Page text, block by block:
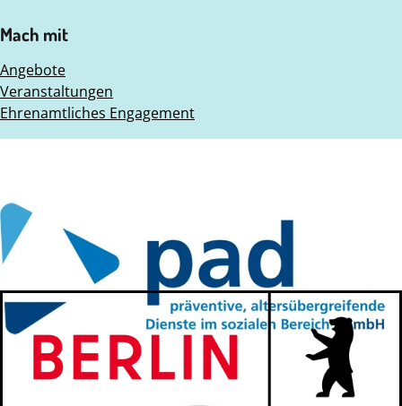
Mach mit
Angebote
Veranstaltungen
Ehrenamtliches Engagement